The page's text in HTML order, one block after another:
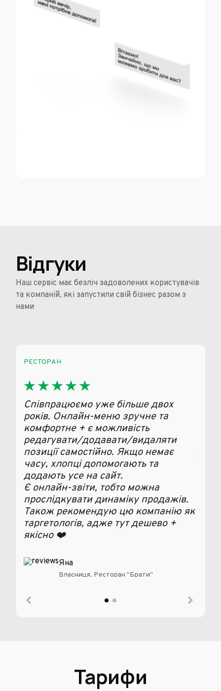
Відгуки
Наш сервіс має безліч задоволених користувачів
та компаній, які запустили свій бізнес разом з
нами
РЕСТОРАН
Співпрацюємо уже більше двох
років. Онлайн-меню зручне та
комфортне + є можливість
редагувати/додавати/видаляти
позиції самостійно. Якщо немає
часу, хлопці допомогають та
додають усе на сайт.
Є онлайн-звіти, тобто можна
прослідкувати динаміку продажів.
Також рекомендую цю компанію як
таргетологів, адже тут дешево +
якісно ❤️
Яна
Власниця, Ресторан "Брати"
Тарифи